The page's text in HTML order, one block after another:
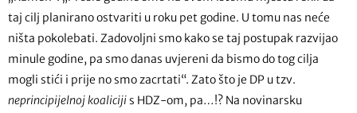
taj cilj planirano ostvariti u roku pet godine. U tomu nas neće
ništa pokolebati. Zadovoljni smo kako se taj postupak razvijao
minule godine, pa smo danas uvjereni da bismo do tog cilja
mogli stići i prije no smo zacrtati“. Zato što je DP u tzv.
neprincipijelnoj koalicijis HDZ-om, pa…!? Na novinarsku